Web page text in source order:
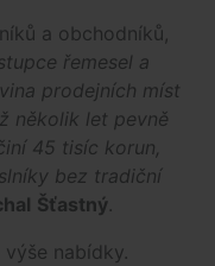
a obchodníků,
řemesel a
prodejních míst
několik let pevně
45 tisíc korun,
bez tradiční
Šťastný.
nabídky.